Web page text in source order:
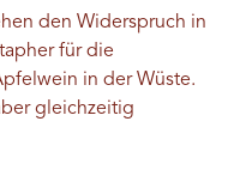
den Widerspruch in
für die
in der Wüste.
gleichzeitig